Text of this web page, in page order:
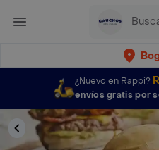
¿Nuevo en Rappi?
envíos gratis por